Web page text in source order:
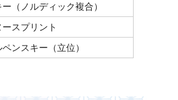
ー（ノルディック複合）
ースプリント
ペンスキー（立位）